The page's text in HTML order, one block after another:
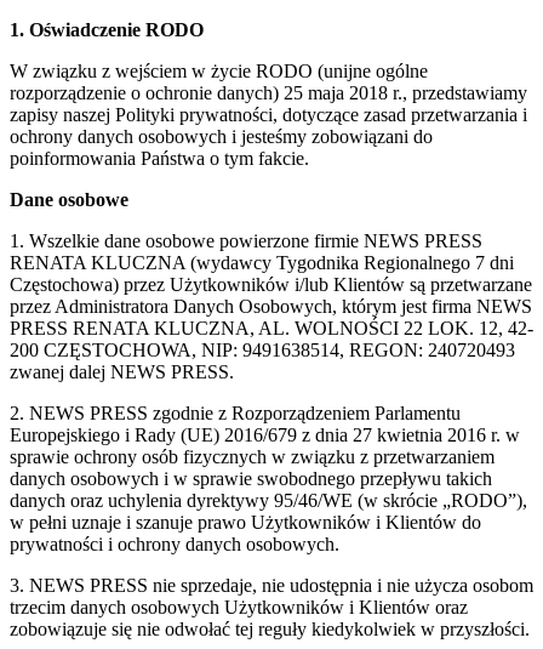
1. Oświadczenie RODO
W związku z wejściem w życie RODO (unijne ogólne
rozporządzenie o ochronie danych) 25 maja 2018 r., przedstawiamy
zapisy naszej Polityki prywatności, dotyczące zasad przetwarzania i
ochrony danych osobowych i jesteśmy zobowiązani do
poinformowania Państwa o tym fakcie.
Dane osobowe
1. Wszelkie dane osobowe powierzone firmie NEWS PRESS
RENATA KLUCZNA (wydawcy Tygodnika Regionalnego 7 dni
Częstochowa) przez Użytkowników i/lub Klientów są przetwarzane
przez Administratora Danych Osobowych, którym jest firma NEWS
PRESS RENATA KLUCZNA, AL. WOLNOŚCI 22 LOK. 12, 42-
200 CZĘSTOCHOWA, NIP: 9491638514, REGON: 240720493
zwanej dalej NEWS PRESS.
2. NEWS PRESS zgodnie z Rozporządzeniem Parlamentu
Europejskiego i Rady (UE) 2016/679 z dnia 27 kwietnia 2016 r. w
sprawie ochrony osób fizycznych w związku z przetwarzaniem
danych osobowych i w sprawie swobodnego przepływu takich
danych oraz uchylenia dyrektywy 95/46/WE (w skrócie „RODO”),
w pełni uznaje i szanuje prawo Użytkowników i Klientów do
prywatności i ochrony danych osobowych.
3. NEWS PRESS nie sprzedaje, nie udostępnia i nie użycza osobom
trzecim danych osobowych Użytkowników i Klientów oraz
zobowiązuje się nie odwołać tej reguły kiedykolwiek w przyszłości.